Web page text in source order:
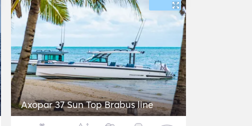
Axopar 37 Sun Top Brabus line